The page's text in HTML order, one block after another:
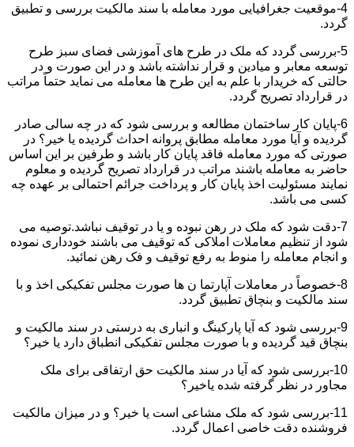
4-موقعیت جغرافیایی مورد معامله با سند مالکیت بررسی و تطبیق
گردد.
5-بررسی گردد که ملک در طرح های آموزشی فضای سبز طرح
توسعه معابر و میادین و قرار نداشته باشد و در این صورت و در
حالتی که خریدار با علم به این طرح ها معامله می نماید حتماً مراتب
در قرارداد تصریح گردد.
6-پایان کار ساختمان مطالعه و بررسی شود که در چه سالی صادر
گردیده و آیا مورد معامله مطابق پروانه احداث گردیده یا خیر؟ در
صورتی که مورد معامله فاقد پایان کار باشد و طرفین بر این اساس
حاضر به معامله باشند مراتب در قرارداد تصریح گردیده و معلوم
نمایند مسئولیت اخذ پایان کار و پرداخت جرائم احتمالی بر عهده چه
کسی می باشد.
7-دقت شود که ملک در رهن نبوده و یا در توقیف نباشد.توصیه می
شود از تنظیم معاملات املاکی که توقیف می باشند خودداری نموده
و انجام معامله را منوط به رفع توقیف و فک رهن نمائید.
8-خصوصاً در معاملات آپارتما ن ها صورت مجلس تفکیکی اخذ و با
سند مالکیت و بنچاق تطبیق گردد.
9-بررسی شود که آیا پارکینگ و انباری به درستی در سند مالکیت و
بنچاق قید گردیده و با صورت مجلس تفکیکی انطباق دارد یا خیر؟
10-بررسی شود که آیا در سند مالکیت حق ارتفاقی برای ملک
مجاور در نظر گرفته شده یاخیر؟
11-بررسی شود که ملک مشاعی است یا خیر؟ و در میزان مالکیت
فروشنده دقت خاصی اعمال گردد.